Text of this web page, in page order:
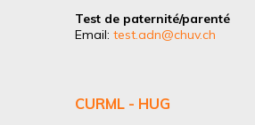
Test de paternité/parenté
Email: test.adn@chuv.ch
CURML - HUG